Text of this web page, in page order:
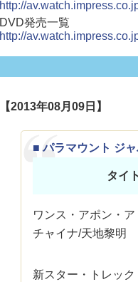
http://
DVD発売一覧
http://
【2013年08月09日】
■ パラマウント ジ
タイ
ワンス・アポン・ア
チャイナ/天地黎明
新スター・トレッ